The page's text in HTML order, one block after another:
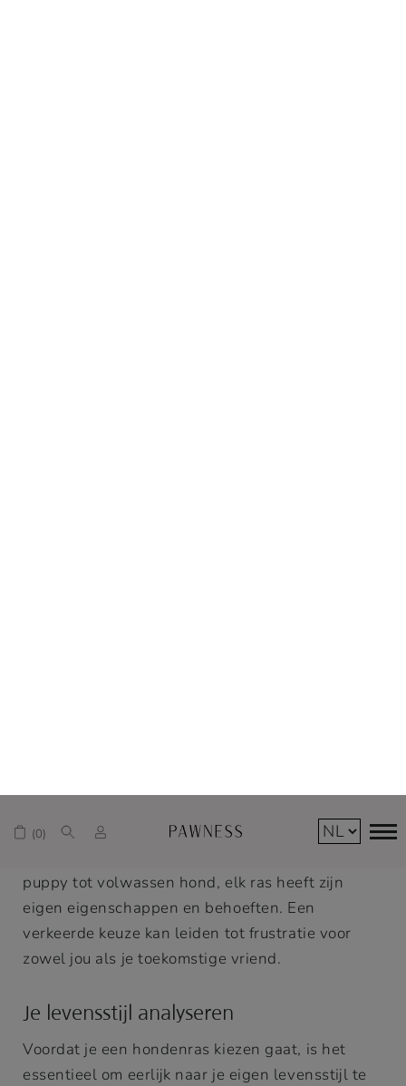
ontstaat niet per toeval. Het vereist zorgvuldige
puppy tot volwassen hond, elk ras heeft zijn
eigen eigenschappen en behoeften. Een
verkeerde keuze kan leiden tot frustratie voor
zowel jou als je toekomstige vriend.
Je levensstijl analyseren
Voordat je een hondenras kiezen gaat, is het
essentieel om eerlijk naar je eigen levensstijl te